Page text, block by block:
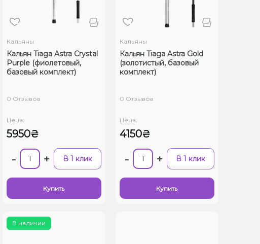
Кальяны
Кальян Tiaga Astra Crystal
Purple (фиолетовый,
базовый комплект)
0 Отзывов
Цена:
5950₴
- + В 1 клик
Купить
Кальяны
Кальян Tiaga Astra Gold
(золотистый, базовый
комплект)
0 Отзывов
Цена:
4150₴
- + В 1 клик
Купить
В наличии